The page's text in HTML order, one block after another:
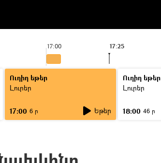
17:00 17:25
Ուղիղ եթեր
Լուրեր
17:00 6 ր Եթեր
Ուղիղ եթեր
Լուրեր
18:00 46 ր